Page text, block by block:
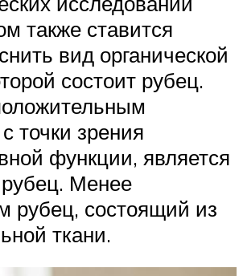
также ставится
вид органической
состоит рубец.
точки зрения
функции, является
Менее
рубец, состоящий из
ткани.